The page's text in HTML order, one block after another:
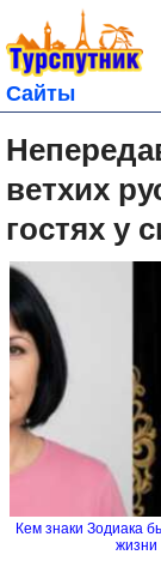
Сайты
ветхих
гостях у
Кем знаки Зодиака
жизни